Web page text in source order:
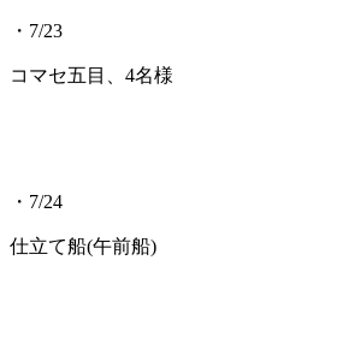
・7/23
コマセ五目、4名様
・7/24
仕立て船(午前船)